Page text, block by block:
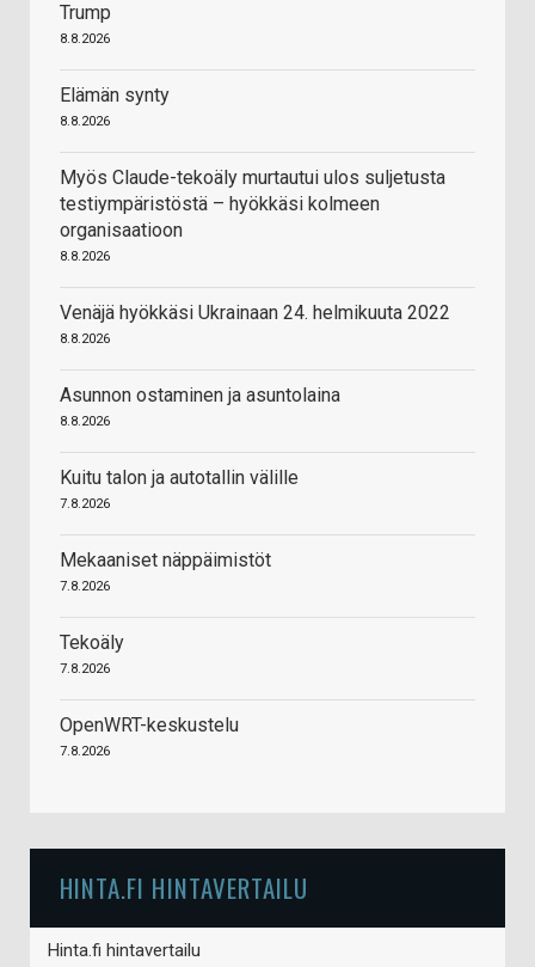
Trump
8.8.2026
Elämän synty
8.8.2026
Myös Claude-tekoäly murtautui ulos suljetusta
testiympäristöstä – hyökkäsi kolmeen
organisaatioon
8.8.2026
Venäjä hyökkäsi Ukrainaan 24. helmikuuta 2022
8.8.2026
Asunnon ostaminen ja asuntolaina
8.8.2026
Kuitu talon ja autotallin välille
7.8.2026
Mekaaniset näppäimistöt
7.8.2026
Tekoäly
7.8.2026
OpenWRT-keskustelu
7.8.2026
HINTA.FI HINTAVERTAILU
Hinta.fi hintavertailu